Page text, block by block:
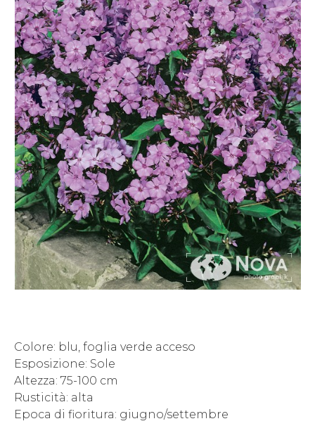
Colore: blu, foglia verde acceso
Esposizione: Sole
Altezza: 75-100 cm
Rusticità: alta
Epoca di fioritura: giugno/settembre